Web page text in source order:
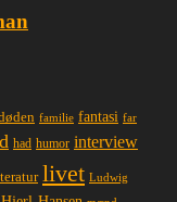
familie fantasi far
had humor interview
livet Ludwig